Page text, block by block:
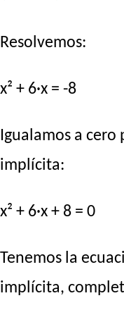
Resolvemos:
x² + 6·x = -8
Igualamos a
implícita:
x² + 6·x + 8 = 0
Tenemos la
implícita,